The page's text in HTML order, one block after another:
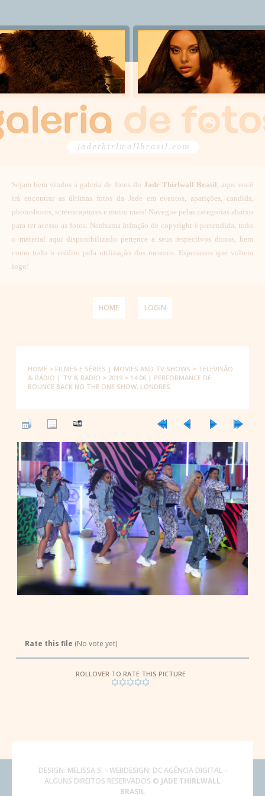
Sejam bem vindos a galeria de fotos do Jade Thirlwall Brasil, aqui você
irá encontrar as últimas fotos da Jade em eventos, aparições, candids,
photoshoots, screencaptures e muito mais! Navegue pelas categorias abaixo
para ter acesso as fotos. Nenhuma infração de copyright é pretendida, todo
o material aqui disponibilizado pertence a seus respectivos donos, bem
como todo o crédito pela utilização dos mesmos. Esperamos que voltem
logo!
HOME LOGIN
HOME > FILMES E SÉRIES | MOVIES AND TV SHOWS > TELEVISÃO
& RÁDIO | TV & RADIO > 2019 > 14.06 | PERFORMANCE DE
BOUNCE BACK NO THE ONE SHOW, LONDRES
Rate this file (No vote yet)
ROLLOVER TO RATE THIS PICTURE
DESIGN: MELISSA S. - WEBDESIGN: DC AGÊNCIA DIGITAL-
ALGUNS DIREITOS RESERVADOS © JADE THIRLWALL
BRASIL